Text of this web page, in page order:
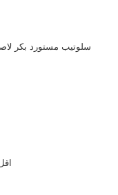
سلوتيب مستورد بكر